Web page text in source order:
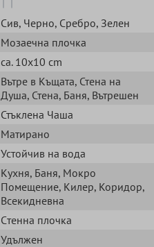
Сив, Черно, Сребро, Зелен
Mозаечна плочка
ca. 10x10 cm
Вътре в Къщата, Стена на
Душа, Стена, Баня, Вътрешен
Стъклена Чаша
Матирано
Устойчив на вода
Кухня, Баня, Мокро
Помещение, Килер, Коридор,
Всекидневна
Cтенна плочка
Удължен